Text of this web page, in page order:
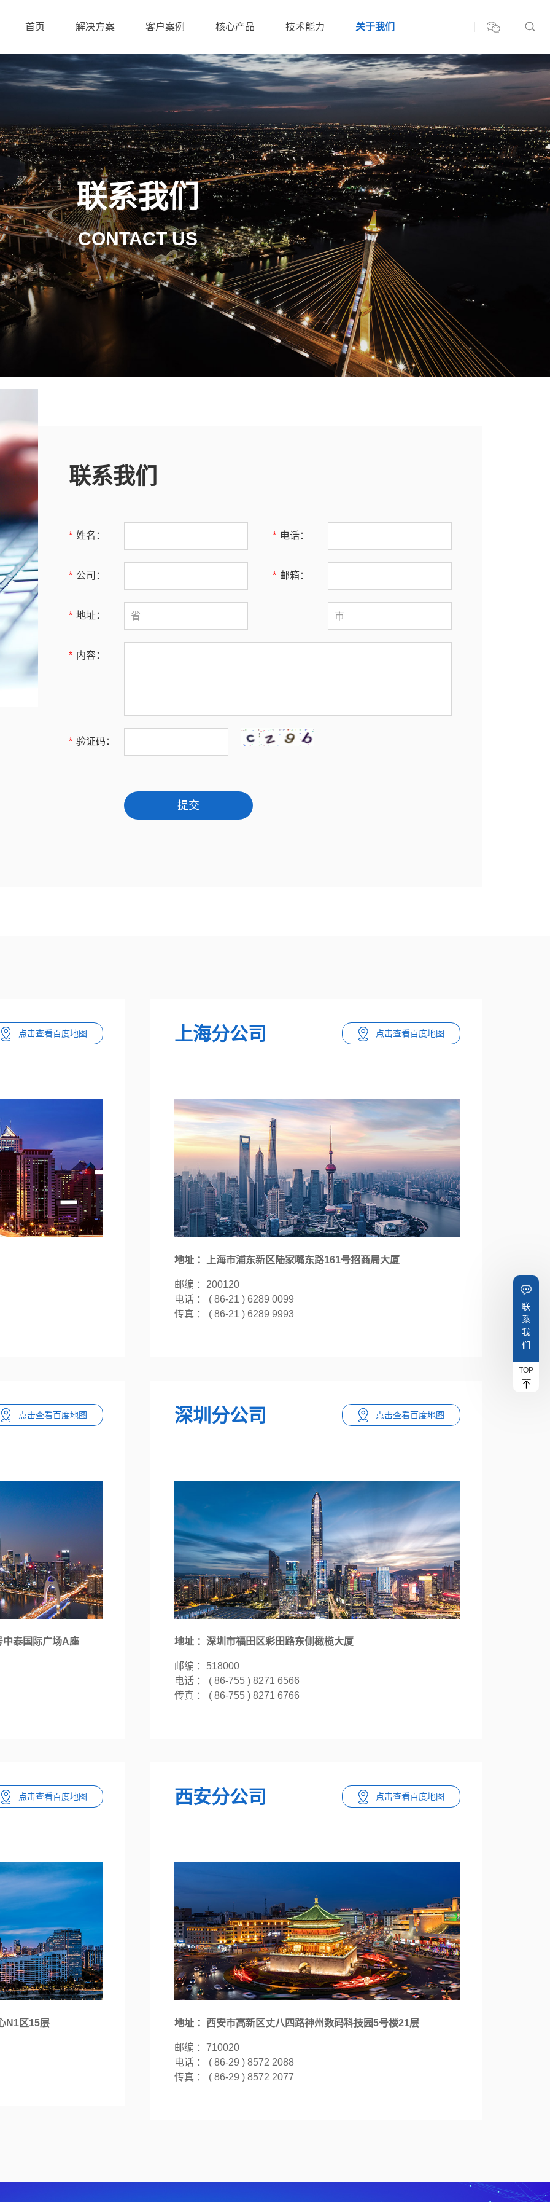
首页 解决方案 客户案例 核心产品 技术能力 关于我们
联系我们
CONTACT US
联系我们
* 姓名： * 电话：
* 公司： * 邮箱：
* 地址：
* 内容：
* 验证码：
点击查看百度地图 点击查看百度地图
上海分公司
地址 ：上海市浦东新区陆家嘴东路161号招商局大厦
邮编 ：200120
电话 ： ( 86-21 ) 6289 0099
传真 ： ( 86-21 ) 6289 9993
点击查看百度地图
中泰国际广场A座
点击查看百度地图
深圳分公司
地址 ：深圳市福田区彩田路东侧橄榄大厦
邮编 ：518000
电话 ： ( 86-755 ) 8271 6566
传真 ： ( 86-755 ) 8271 6766
点击查看百度地图
N1区15层
点击查看百度地图
西安分公司
地址 ：西安市高新区丈八四路神州数码科技园5号楼21层
邮编 ：710020
电话 ： ( 86-29 ) 8572 2088
传真 ： ( 86-29 ) 8572 2077
联
系
我
们
TOP